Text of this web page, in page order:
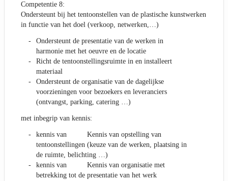
Competentie 8:
Ondersteunt bij het tentoonstellen van de plastische kunstwerken
in functie van het doel (verkoop, netwerken,…)
Ondersteunt de presentatie van de werken in
harmonie met het oeuvre en de locatie
Richt de tentoonstellingsruimte in en installeert
materiaal
Ondersteunt de organisatie van de dagelijkse
voorzieningen voor bezoekers en leveranciers
(ontvangst, parking, catering …)
met inbegrip van kennis:
kennis van Kennis van opstelling van
tentoonstellingen (keuze van de werken, plaatsing in
de ruimte, belichting …)
kennis van Kennis van organisatie met
betrekking tot de presentatie van het werk